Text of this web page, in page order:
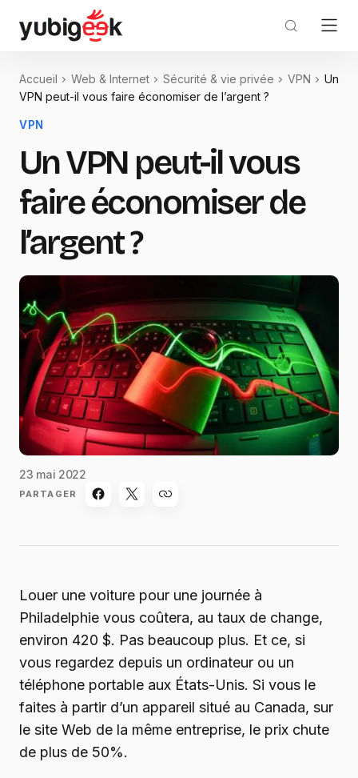
Accueil Web & Internet Sécurité & vie privée VPN
Un
VPN peut-il vous faire économiser de l’argent ?
VPN
Un VPN peut-il vous
faire économiser de
l’argent ?
23 mai 2022
PARTAGER
Louer une voiture pour une journée à
Philadelphie vous coûtera, au taux de change,
environ 420 $. Pas beaucoup plus. Et ce, si
vous regardez depuis un ordinateur ou un
téléphone portable aux États-Unis. Si vous le
faites à partir d’un appareil situé au Canada, sur
le site Web de la même entreprise, le prix chute
de plus de 50%.